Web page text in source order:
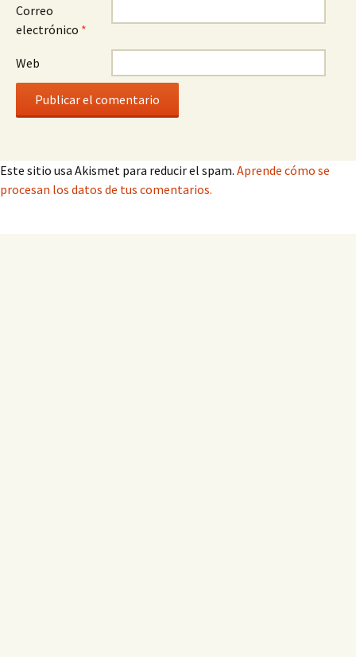
Correo
electrónico *
Web
Este sitio usa Akismet para reducir el spam. Aprende cómo se
procesan los datos de tus comentarios.